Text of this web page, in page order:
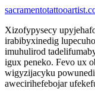
Xizofypysecy
irabibyxinedig
imuhulirod
igux peneko. Fevo ux
wigyzijacyku
awecirihefebojar